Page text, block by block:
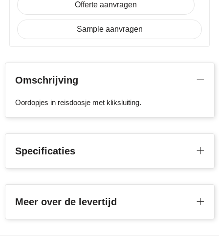
Sophie Muval
Stanley
STORMaxi
Swiss Peak
Offerte aanvragen
Sample aanvragen
Omschrijving
Oordopjes in reisdoosje met kliksluiting.
Specificaties
Meer over de levertijd